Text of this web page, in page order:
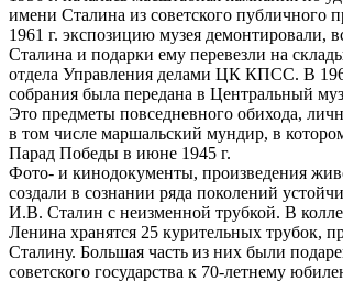
имени Сталина из советского публичного
1961 г. экспозицию музея демонтировали,
Сталина и подарки ему перевезли на
отдела Управления делами ЦК КПСС. В
собрания была передана в Центральный
Это предметы повседневного обихода,
в том числе маршальский мундир, в
Парад Победы в июне 1945 г.
Фото- и кинодокументы, произведения
создали в сознании ряда поколений
И.В. Сталин с неизменной трубкой. В
Ленина хранятся 25 курительных трубок,
Сталину. Большая часть из них были
советского государства к 70-летнему